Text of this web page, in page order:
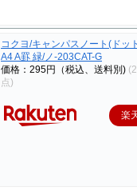
コクヨ/キャンパスノート(ドッ
A4 A罫 緑/ノ-203CAT-G
価格：295円（税込、送料別)
点)
楽